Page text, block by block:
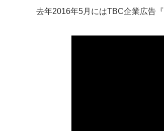
去年2016年5月にはTBC企業広告『